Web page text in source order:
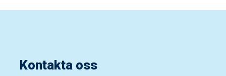
Kontakta oss